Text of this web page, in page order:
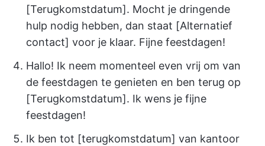
[Terugkomstdatum]. Mocht je dringende
hulp nodig hebben, dan staat [Alternatief
contact] voor je klaar. Fijne feestdagen!
Hallo! Ik neem momenteel even vrij om van
de feestdagen te genieten en ben terug op
[Terugkomstdatum]. Ik wens je fijne
feestdagen!
Ik ben tot [terugkomstdatum] van kantoor